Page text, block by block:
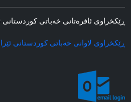
ڕێکخراوی ئافره‌تانی خه‌باتی کوردستانی
ڕێکخراوی لاوانی خه‌باتی کوردستانی